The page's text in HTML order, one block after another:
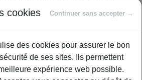
c’est une rupture subie. Même si
ce “trou” dans votre emploi du
l’indemnisation.
identique à celle de
cookies Continuer sans accepter →
des cookies pour assurer le bon
de ses sites. Ils permettent
expérience web possible.